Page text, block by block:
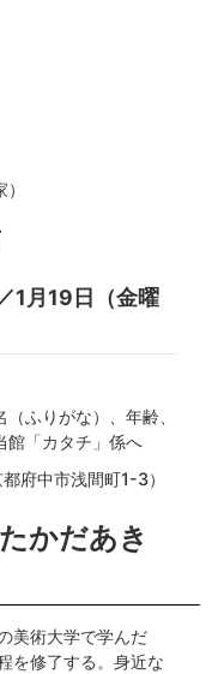
可
1月19日（金曜
ふりがな）、年齢、
館「カタチ」係へ
府中市浅間町1-3）
かだあき
美術大学で学んだ
を修了する。身近な